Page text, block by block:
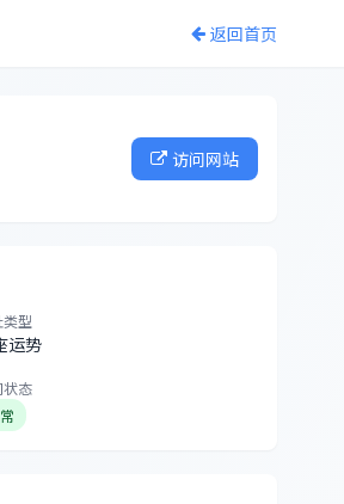
返回首页
访问网站
类型
运势
态